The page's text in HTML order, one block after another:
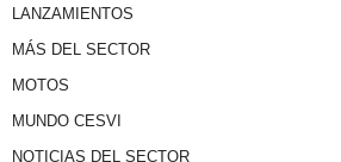
LANZAMIENTOS
MÁS DEL SECTOR
MOTOS
MUNDO CESVI
NOTICIAS DEL SECTOR